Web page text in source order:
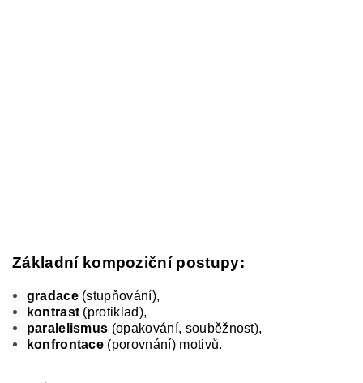
Základní kompoziční postupy:
gradace(stupňování),
kontrast (protiklad),
paralelismus (opakování, souběžnost),
konfrontace (porovnání) motivů.